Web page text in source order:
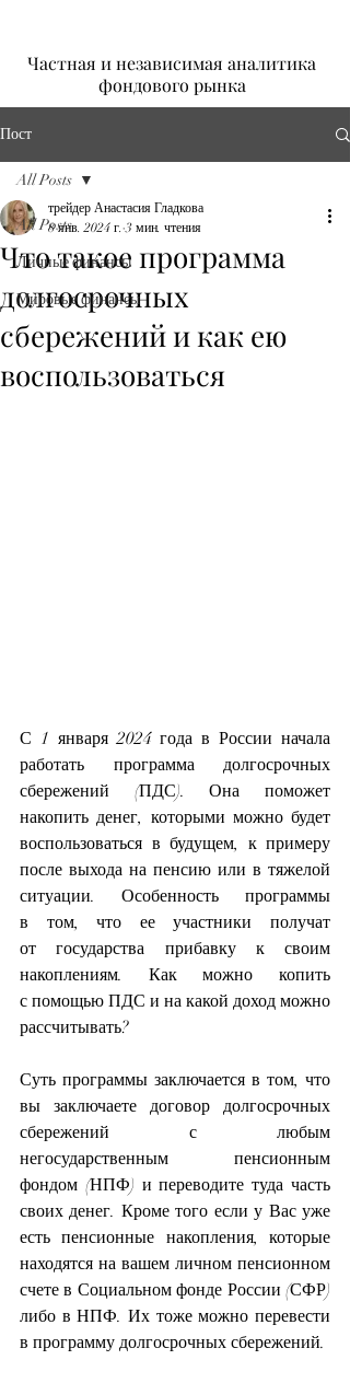
Частная и независимая аналитика
фондового рынка
Пост
All Posts
Личные финансы
Мировые финансы
All Posts
Что такое программа
долгосрочных
сбережений и как ею
воспользоваться
трейдер Анастасия Гладкова
8 янв. 2024 г. 3 мин. чтения
С 1 января 2024 года в России начала
работать программа долгосрочных
сбережений (ПДС). Она поможет
накопить денег, которыми можно будет
воспользоваться в будущем, к примеру
после выхода на пенсию или в тяжелой
ситуации. Особенность программы
в том, что ее участники получат
от государства прибавку к своим
накоплениям. Как можно копить
с помощью ПДС и на какой доход можно
рассчитывать?
Суть программы заключается в том, что
вы заключаете договор долгосрочных
сбережений с любым
негосударственным пенсионным
фондом (НПФ) и переводите туда часть
своих денег. Кроме того если у Вас уже
есть пенсионные накопления, которые
находятся на вашем личном пенсионном
счете в Социальном фонде России (СФР)
либо в НПФ. Их тоже можно перевести
в программу долгосрочных сбережений.